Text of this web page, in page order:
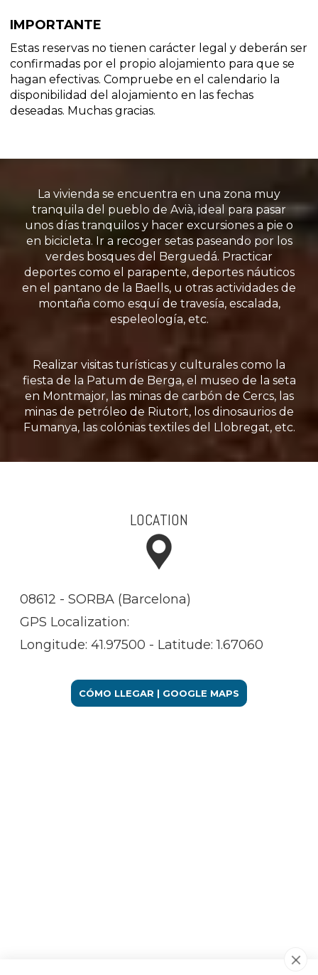
IMPORTANTE
Estas reservas no tienen carácter legal y deberán ser
confirmadas por el propio alojamiento para que se
hagan efectivas. Compruebe en el calendario la
disponibilidad del alojamiento en las fechas
deseadas. Muchas gracias.
La vivienda se encuentra en una zona muy
tranquila del pueblo de Avià, ideal para pasar
unos días tranquilos y hacer excursiones a pie o
en bicicleta. Ir a recoger setas paseando por los
verdes bosques del Berguedá. Practicar
deportes como el parapente, deportes náuticos
en el pantano de la Baells, u otras actividades de
montaña como esquí de travesía, escalada,
espeleología, etc.
Realizar visitas turísticas y culturales como la
fiesta de la Patum de Berga, el museo de la seta
en Montmajor, las minas de carbón de Cercs, las
minas de petróleo de Riutort, los dinosaurios de
Fumanya, las colónias textiles del Llobregat, etc.
LOCATION
08612 - SORBA (Barcelona)
GPS Localization:
Longitude: 41.97500 - Latitude: 1.67060
CÓMO LLEGAR | GOOGLE MAPS